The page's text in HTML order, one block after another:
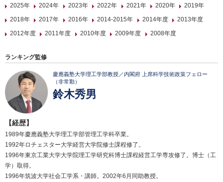
2025年
2024年 2023年 2022年 2021年 2020年
2019年
2018年
2017年 2016年 2014-2015年 2014年度
2013年度
2012年度
2011年度 2010年度 2009年度 2008年度
ランキング監修
慶應義塾大学理工学部教授／内閣府 上席科学技術政策フェロー
（非常勤）
鈴木秀男
【経歴】
1989年慶應義塾大学理工学部管理工学科卒業。
1992年ロチェスター大学経営大学院修士課程修了。
1996年東京工業大学大学院理工学研究科博士課程経営工学専攻修了。博士（工
学）取得。
1996年筑波大学社会工学系・講師。2002年6月同助教授。